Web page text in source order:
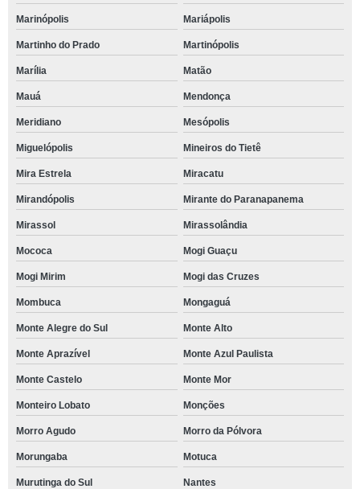
Marinópolis Mariápolis
Martinho do Prado Martinópolis
Marília Matão
Mauá Mendonça
Meridiano Mesópolis
Miguelópolis Mineiros do Tietê
Mira Estrela Miracatu
Mirandópolis Mirante do Paranapanema
Mirassol Mirassolândia
Mococa Mogi Guaçu
Mogi Mirim Mogi das Cruzes
Mombuca Mongaguá
Monte Alegre do Sul Monte Alto
Monte Aprazível Monte Azul Paulista
Monte Castelo Monte Mor
Monteiro Lobato Monções
Morro Agudo Morro da Pólvora
Morungaba Motuca
Murutinga do Sul Nantes